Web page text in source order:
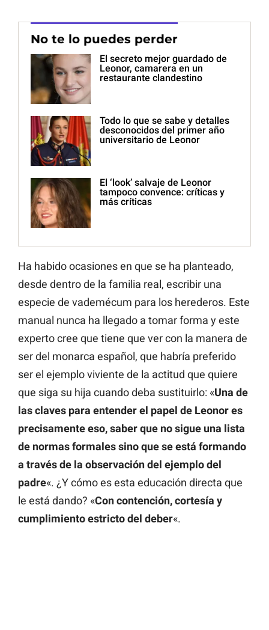
No te lo puedes perder
El secreto mejor guardado de
Leonor, camarera en un
restaurante clandestino
Todo lo que se sabe y detalles
desconocidos del primer año
universitario de Leonor
El ‘look’ salvaje de Leonor
tampoco convence: críticas y
más críticas
Ha habido ocasiones en que se ha planteado,
desde dentro de la familia real, escribir una
especie de vademécum para los herederos. Este
manual nunca ha llegado a tomar forma y este
experto cree que tiene que ver con la manera de
ser del monarca español, que habría preferido
ser el ejemplo viviente de la actitud que quiere
que siga su hija cuando deba sustituirlo: «Una de
las claves para entender el papel de Leonor es
precisamente eso, saber que no sigue una lista
de normas formales sino que se está formando
a través de la observación del ejemplo del
padre«. ¿Y cómo es esta educación directa que
le está dando? «Con contención, cortesía y
cumplimiento estricto del deber«.